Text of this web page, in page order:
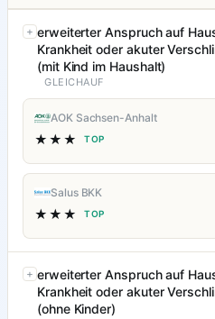
erweiterter Anspruch auf
Krankheit oder akuter
(mit Kind im Haushalt)
GLEICHAUF
AOK Sachsen-Anhalt
★★★ TOP
Salus BKK
★★★ TOP
erweiterter Anspruch auf
Krankheit oder akuter
(ohne Kinder)